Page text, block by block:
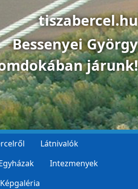
tiszabercel.hu
Bessenyei György
járunk!
Látnivalók
Intezmenyek
Képgaléria